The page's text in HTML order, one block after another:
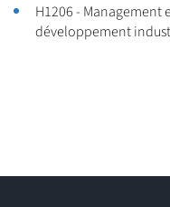
occupent d’autres
H1206 - Management
développement